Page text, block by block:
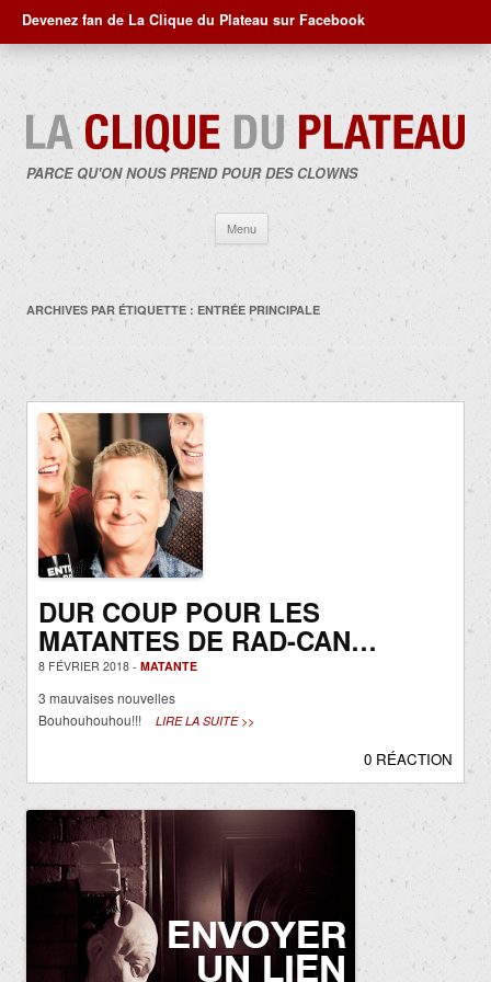
Devenez fan de La Clique du Plateau sur Facebook
PARCE QU'ON NOUS PREND POUR DES CLOWNS
Menu
contenu
ARCHIVES PAR ÉTIQUETTE : ENTRÉE PRINCIPALE
DUR COUP POUR LES
MATANTES DE RAD-CAN…
8 FÉVRIER 2018 - MATANTE
3 mauvaises nouvelles
Bouhouhouhou!!!
LIRE LA SUITE >>
0 RÉACTION